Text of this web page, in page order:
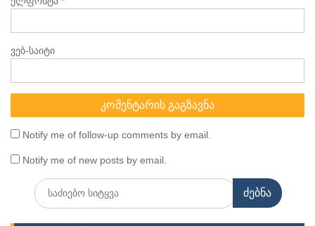
ვებ-საიტი
Notify me of follow-up comments by email.
Notify me of new posts by email.
Search
for: